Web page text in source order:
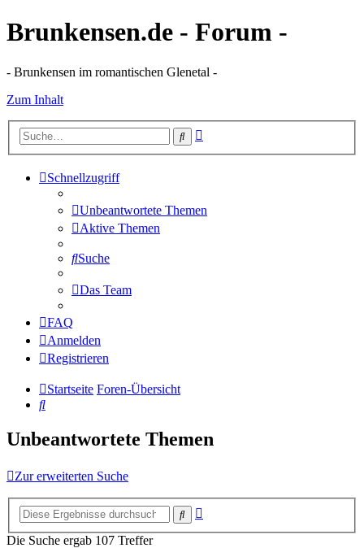
Brunkensen.de - Forum -
- Brunkensen im romantischen Glenetal -
Zum Inhalt
Suche
Schnellzugriff
Unbeantwortete Themen
Aktive Themen
Suche
Das Team
FAQ
Anmelden
Registrieren
Startseite Foren-Übersicht
Suche
Unbeantwortete Themen
Zur erweiterten Suche
Suche
Die Suche ergab 107 Treffer